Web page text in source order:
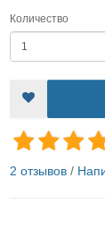
Количество
2 отзывов /